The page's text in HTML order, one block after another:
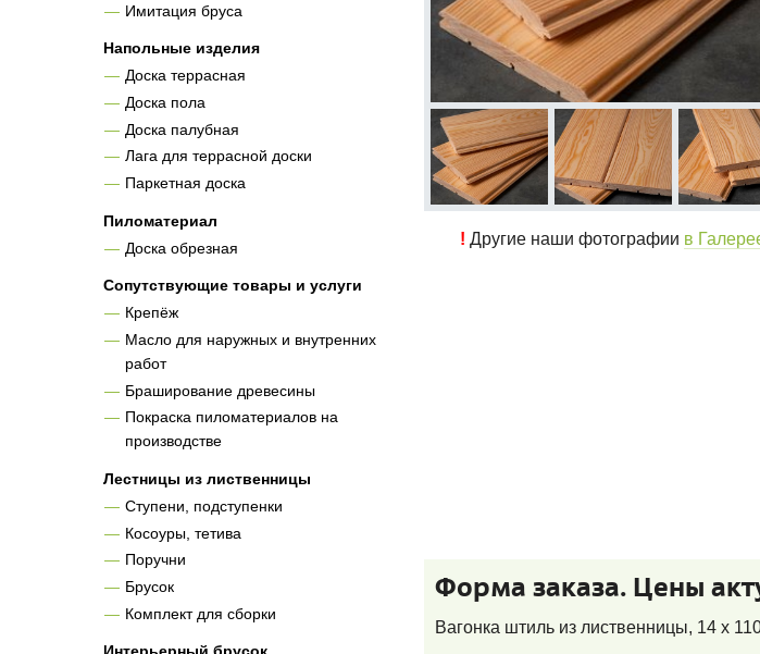
Имитация бруса
Напольные изделия
Доска террасная
Доска пола
Доска палубная
Лага для террасной доски
Паркетная доска
Пиломатериал
Доска обрезная
Сопутствующие товары и услуги
Крепёж
Масло для наружных и внутренних
работ
Браширование древесины
Покраска пиломатериалов на
производстве
Лестницы из лиственницы
Ступени, подступенки
Косоуры, тетива
Поручни
Брусок
Комплект для сборки
! Другие наши фотографии в
Форма заказа. Цены
Вагонка штиль из лиственницы, 14 x